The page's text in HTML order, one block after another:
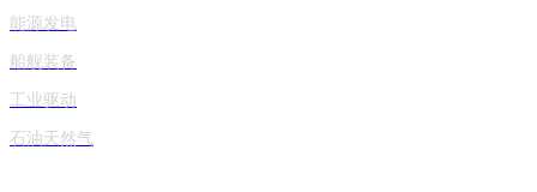
能源发电
船舰装备
工业驱动
石油天然气